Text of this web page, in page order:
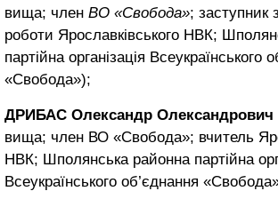
вища; член ВО «Свобода»; заступник
роботи Ярославківського НВК;
партійна організація Всеукраїнського
«Свобода»);
ДРИБАС Олександр Олександрович
вища; член ВО «Свобода»; вчитель
НВК; Шполянська районна партійна
Всеукраїнського об’єднання